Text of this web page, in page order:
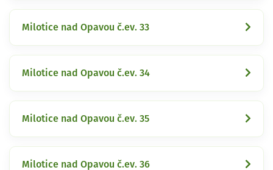
Milotice nad Opavou č.ev. 33
Milotice nad Opavou č.ev. 34
Milotice nad Opavou č.ev. 35
Milotice nad Opavou č.ev. 36